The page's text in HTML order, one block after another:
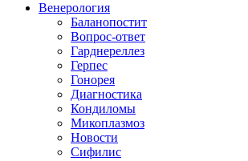
Венерология
Баланопостит
Вопрос-ответ
Гарднереллез
Герпес
Гонорея
Диагностика
Кондиломы
Микоплазмоз
Новости
Сифилис